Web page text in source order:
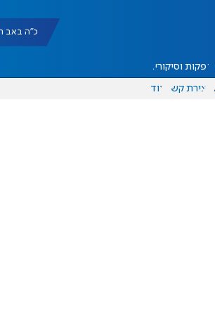
כ"ה באב תשפ"ו
הפקות וסיקורים
יצירת קשר עוד